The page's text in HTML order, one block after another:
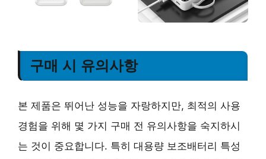
구매 시 유의사항
본 제품은 뛰어난 성능을 자랑하지만, 최적의 사용
경험을 위해 몇 가지 구매 전 유의사항을 숙지하시
는 것이 중요합니다. 특히 대용량 보조배터리 특성